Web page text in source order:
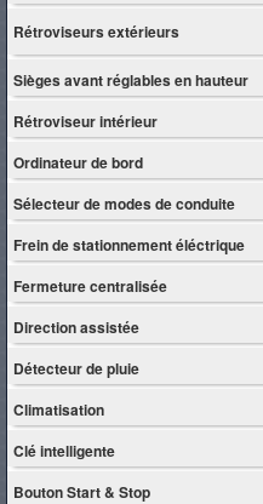
Rétroviseurs extérieurs
Sièges avant réglables en hauteur
Rétroviseur intérieur
Ordinateur de bord
Sélecteur de modes de conduite
Frein de stationnement éléctrique
Fermeture centralisée
Direction assistée
Détecteur de pluie
Climatisation
Clé intelligente
Bouton Start & Stop